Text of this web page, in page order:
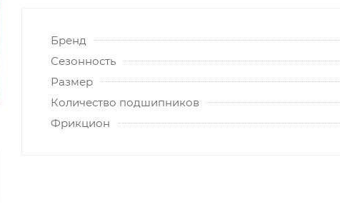
Бренд
Сезонность
Размер
Количество подшипников
Фрикцион